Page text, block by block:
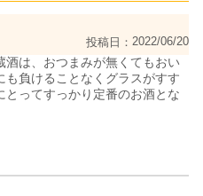
投稿日 2022/06/20
は、おつまみが無くてもおい
も負けることなくグラスがすす
ってすっかり定番のお酒とな